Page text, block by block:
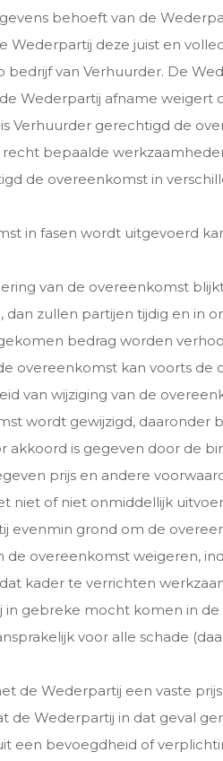
behoeft van de
Wederpartij deze juist en
bedrijf van Verhuurder. De
Wederpartij afname weigert
Verhuurder gerechtigd de
bepaalde
de overeenkomst in
in fasen wordt uitgevoerd
van de overeenkomst
dan zullen partijen tijdig en in
bedrag worden
overeenkomst kan voorts
van wijziging van de
wordt gewijzigd, daaronder
akkoord is gegeven door de
prijs en andere
niet of niet onmiddellijk
evenmin grond om de
de overeenkomst weigeren,
kader te verrichten
in gebreke mocht komen in
voor alle schade
de Wederpartij een vaste
de Wederpartij in dat geval
een bevoegdheid of